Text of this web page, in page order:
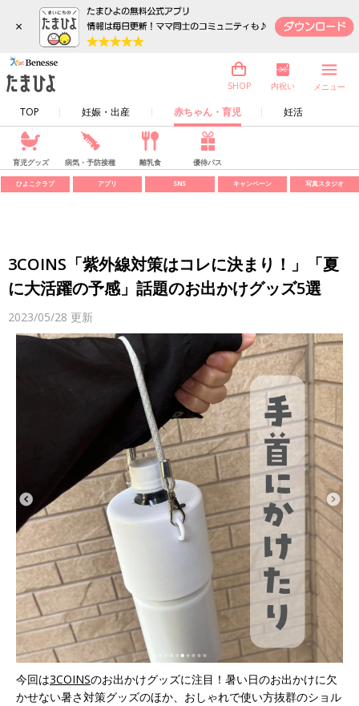
×
TOP 妊娠・出産 赤ちゃん・育児 妊活
SHOP 内祝い メニュー
育児グッズ 病気・予防接種 離乳食 優待パス
ひよこクラブ アプリ SNS キャンペーン 写真スタジオ
3COINS「紫外線対策はコレに決まり！」「夏
に大活躍の予感」話題のお出かけグッズ5選
2023/05/28 更新
今回は3COINSのお出かけグッズに注目！暑い日のお出かけに欠
かせない暑さ対策グッズのほか、おしゃれで使い方抜群のショル